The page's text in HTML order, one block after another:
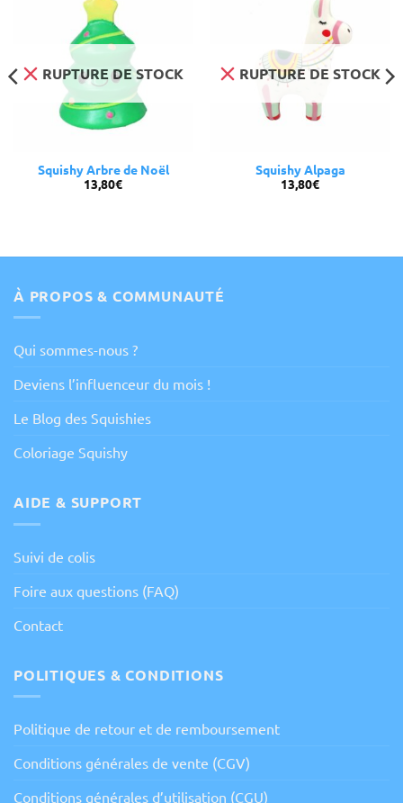
RUPTURE DE STOCK
Squishy Arbre de Noël
13,80€
RUPTURE DE STOCK
Squishy Alpaga
13,80€
À PROPOS & COMMUNAUTÉ
Qui sommes-nous ?
Deviens l’influenceur du mois !
Le Blog des Squishies
Coloriage Squishy
AIDE & SUPPORT
Suivi de colis
Foire aux questions (FAQ)
Contact
POLITIQUES & CONDITIONS
Politique de retour et de remboursement
Conditions générales de vente (CGV)
Conditions générales d’utilisation (CGU)